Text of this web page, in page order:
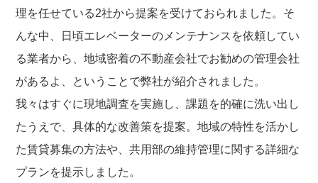
理を任せている2社から提案を受けておられました。そ
んな中、日頃エレベーターのメンテナンスを依頼してい
る業者から、地域密着の不動産会社でお勧めの管理会社
があるよ、ということで弊社が紹介されました。
我々はすぐに現地調査を実施し、課題を的確に洗い出し
たうえで、具体的な改善策を提案。地域の特性を活かし
た賃貸募集の方法や、共用部の維持管理に関する詳細な
プランを提示しました。